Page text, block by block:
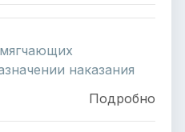
наказания
Подробно